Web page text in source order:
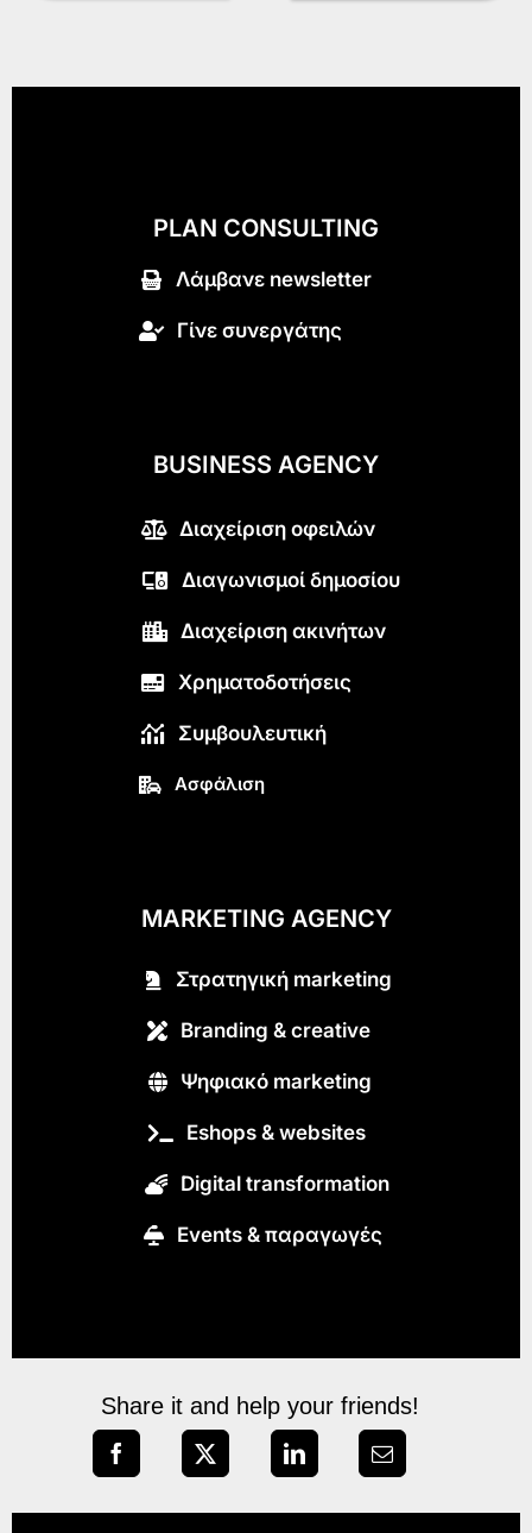
PLAN CONSULTING
Λάμβανε newsletter
Γίνε συνεργάτης
BUSINESS AGENCY
Διαχείριση οφειλών
Διαγωνισμοί δημοσίου
Διαχείριση ακινήτων
Χρηματοδοτήσεις
Συμβουλευτική
Ασφάλιση
MARKETING AGENCY
Στρατηγική marketing
Branding & creative
Ψηφιακό marketing
Eshops & websites
Digital transformation
Εvents & παραγωγές
Share it and help your friends!